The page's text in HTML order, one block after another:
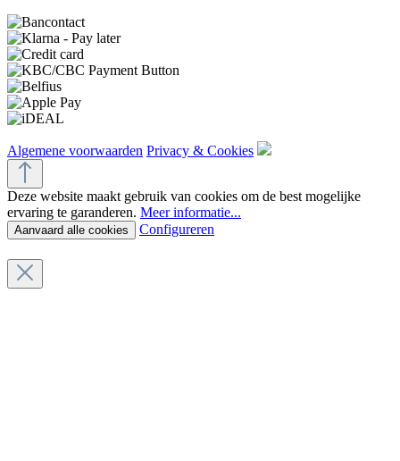
Algemene voorwaarden Privacy & Cookies
Deze website maakt gebruik van cookies om de best mogelijke
ervaring te garanderen. Meer informatie...
Aanvaard alle cookies Configureren